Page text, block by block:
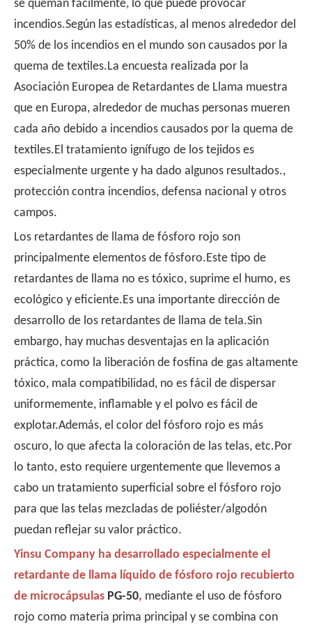
se queman fácilmente, lo que puede provocar
incendios.Según las estadísticas, al menos alrededor del
50% de los incendios en el mundo son causados ​​por la
quema de textiles.La encuesta realizada por la
Asociación Europea de Retardantes de Llama muestra
que en Europa, alrededor de muchas personas mueren
cada año debido a incendios causados ​​por la quema de
textiles.El tratamiento ignífugo de los tejidos es
especialmente urgente y ha dado algunos resultados.,
protección contra incendios, defensa nacional y otros
campos.
Los retardantes de llama de fósforo rojo son
principalmente elementos de fósforo.Este tipo de
retardantes de llama no es tóxico, suprime el humo, es
ecológico y eficiente.Es una importante dirección de
desarrollo de los retardantes de llama de tela.Sin
embargo, hay muchas desventajas en la aplicación
práctica, como la liberación de fosfina de gas altamente
tóxico, mala compatibilidad, no es fácil de dispersar
uniformemente, inflamable y el polvo es fácil de
explotar.Además, el color del fósforo rojo es más
oscuro, lo que afecta la coloración de las telas, etc.Por
lo tanto, esto requiere urgentemente que llevemos a
cabo un tratamiento superficial sobre el fósforo rojo
para que las telas mezcladas de poliéster/algodón
puedan reflejar su valor práctico.
Yinsu Company ha desarrollado especialmente el
retardante de llama líquido de fósforo rojo recubierto
de microcápsulas PG-50, mediante el uso de fósforo
rojo como materia prima principal y se combina con